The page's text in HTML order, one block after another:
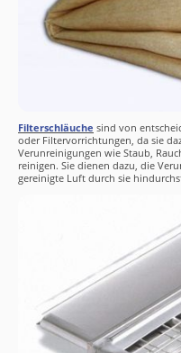
Filterschläuche sind von
oder Filtervorrichtungen, da sie
Verunreinigungen wie Staub,
reinigen. Sie dienen dazu, die
gereinigte Luft durch sie